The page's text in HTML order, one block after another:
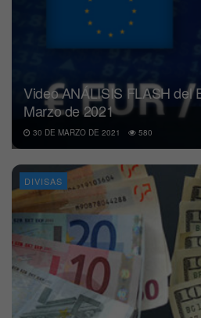
Video ANÁLISIS FLASH del
Marzo de 2021
30 DE MARZO DE 2021 580
DIVISAS